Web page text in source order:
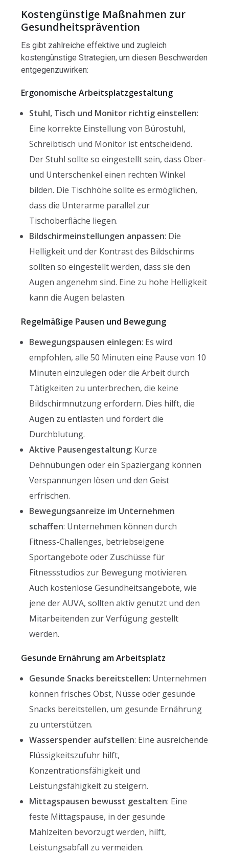
Kostengünstige Maßnahmen zur
Gesundheitsprävention
Es gibt zahlreiche effektive und zugleich
kostengünstige Strategien, um diesen Beschwerden
entgegenzuwirken:
Ergonomische Arbeitsplatzgestaltung
Stuhl, Tisch und Monitor richtig einstellen:
Eine korrekte Einstellung von Bürostuhl,
Schreibtisch und Monitor ist entscheidend.
Der Stuhl sollte so eingestellt sein, dass Ober-
und Unterschenkel einen rechten Winkel
bilden. Die Tischhöhe sollte es ermöglichen,
dass die Unterarme parallel zur
Tischoberfläche liegen.
Bildschirmeinstellungen anpassen: Die
Helligkeit und der Kontrast des Bildschirms
sollten so eingestellt werden, dass sie den
Augen angenehm sind. Eine zu hohe Helligkeit
kann die Augen belasten.
Regelmäßige Pausen und Bewegung
Bewegungspausen einlegen: Es wird
empfohlen, alle 50 Minuten eine Pause von 10
Minuten einzulegen oder die Arbeit durch
Tätigkeiten zu unterbrechen, die keine
Bildschirmnutzung erfordern. Dies hilft, die
Augen zu entlasten und fördert die
Durchblutung.
Aktive Pausengestaltung: Kurze
Dehnübungen oder ein Spaziergang können
Verspannungen lösen und den Geist
erfrischen.
Bewegungsanreize im Unternehmen
schaffen: Unternehmen können durch
Fitness-Challenges, betriebseigene
Sportangebote oder Zuschüsse für
Fitnessstudios zur Bewegung motivieren.
Auch kostenlose Gesundheitsangebote, wie
jene der AUVA, sollten aktiv genutzt und den
Mitarbeitenden zur Verfügung gestellt
werden.
Gesunde Ernährung am Arbeitsplatz
Gesunde Snacks bereitstellen: Unternehmen
können frisches Obst, Nüsse oder gesunde
Snacks bereitstellen, um gesunde Ernährung
zu unterstützen.
Wasserspender aufstellen: Eine ausreichende
Flüssigkeitszufuhr hilft,
Konzentrationsfähigkeit und
Leistungsfähigkeit zu steigern.
Mittagspausen bewusst gestalten: Eine
feste Mittagspause, in der gesunde
Mahlzeiten bevorzugt werden, hilft,
Leistungsabfall zu vermeiden.